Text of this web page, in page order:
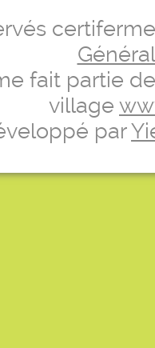
fait partie
village
par